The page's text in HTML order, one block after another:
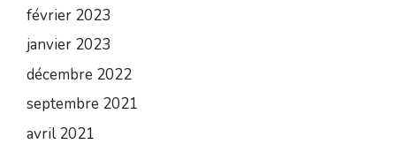
février 2023
janvier 2023
décembre 2022
septembre 2021
avril 2021